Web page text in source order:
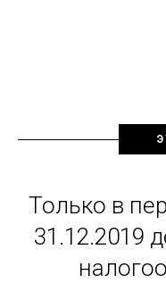
Только в
31.12.2019